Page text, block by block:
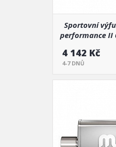
Sportovní
performance II
4 142 Kč
4-7 DNŮ